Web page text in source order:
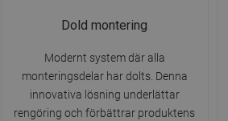
Dold montering
Modernt system där alla
monteringsdelar har dolts. Denna
innovativa lösning underlättar
rengöring och förbättrar produktens